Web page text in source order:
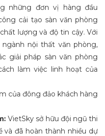
những đơn vị hàng đầu
cải tạo sàn văn phòng
lượng và độ tin cậy. Với
nội thất văn phòng,
giải pháp sàn văn phòng
làm việc linh hoạt của
của đông đảo khách hàng
VietSky sở hữu đội ngũ thi
và đã hoàn thành nhiều dự